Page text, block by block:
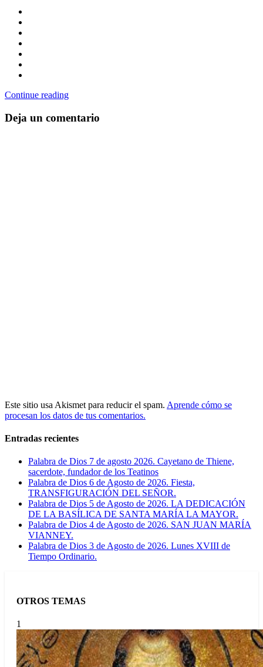
Continue reading
Deja un comentario
Este sitio usa Akismet para reducir el spam. Aprende cómo se
procesan los datos de tus comentarios.
Entradas recientes
Palabra de Dios 7 de agosto 2026. Cayetano de Thiene,
sacerdote, fundador de los Teatinos
Palabra de Dios 6 de Agosto de 2026. Fiesta,
TRANSFIGURACIÓN DEL SEÑOR.
Palabra de Dios 5 de Agosto de 2026. LA DEDICACIÓN
DE LA BASÍLICA DE SANTA MARÍA LA MAYOR.
Palabra de Dios 4 de Agosto de 2026. SAN JUAN MARÍA
VIANNEY.
Palabra de Dios 3 de Agosto de 2026. Lunes XVIII de
Tiempo Ordinario.
OTROS TEMAS
1